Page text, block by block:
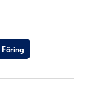
Fôring